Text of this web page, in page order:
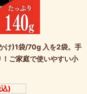
け)1袋/70g 入を2袋。手
ご家庭で使いやすい小
)